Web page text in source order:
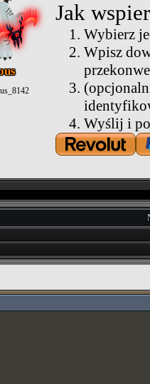
Jak
Wybierz
Wpisz
Wyślij i